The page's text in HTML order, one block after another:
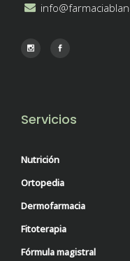
Servicios
Nutrición
Ortopedia
Dermofarmacia
Fitoterapia
Fórmula magistral